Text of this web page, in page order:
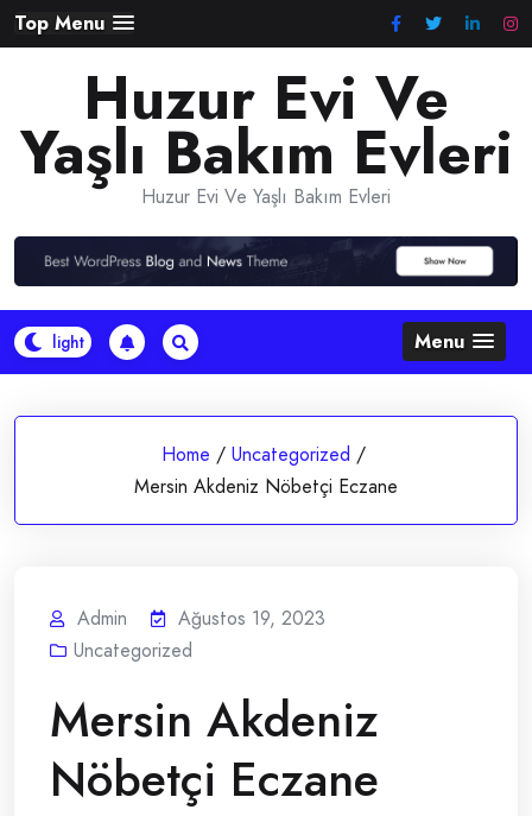
Skip
to
Top Menu
Huzur Evi Ve
Yaşlı Bakım Evleri
Huzur Evi Ve Yaşlı Bakım Evleri
Menu
Home / Uncategorized /
Mersin Akdeniz Nöbetçi Eczane
Admin
Ağustos 19, 2023
Uncategorized
Mersin Akdeniz
Nöbetçi Eczane